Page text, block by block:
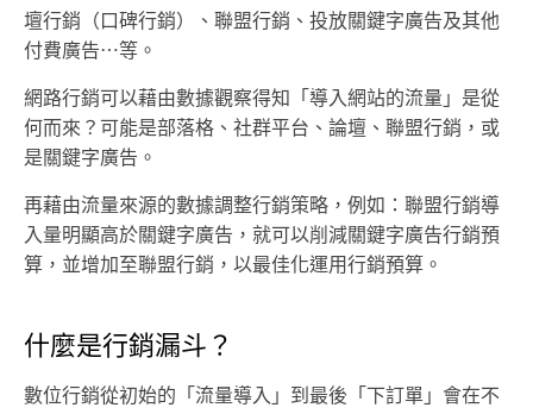
壇行銷（口碑行銷）、聯盟行銷、投放關鍵字廣告及其他
付費廣告⋯等。
網路行銷可以藉由數據觀察得知「導入網站的流量」是從
何而來？可能是部落格、社群平台、論壇、聯盟行銷，或
是關鍵字廣告。
再藉由流量來源的數據調整行銷策略，例如：聯盟行銷導
入量明顯高於關鍵字廣告，就可以削減關鍵字廣告行銷預
算，並增加至聯盟行銷，以最佳化運用行銷預算。
什麼是行銷漏斗？
數位行銷從初始的「流量導入」到最後「下訂單」會在不